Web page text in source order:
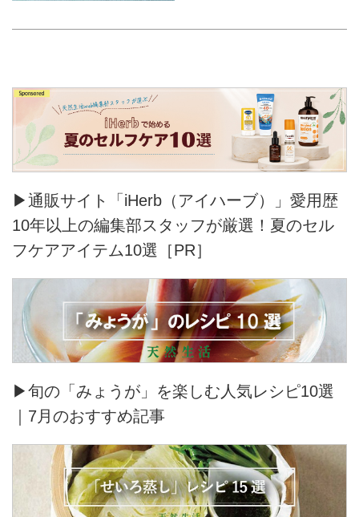
▶通販サイト「iHerb（アイハーブ）」愛用歴
10年以上の編集部スタッフが厳選！夏のセル
フケアアイテム10選［PR］
▶旬の「みょうが」を楽しむ人気レシピ10選
｜7月のおすすめ記事